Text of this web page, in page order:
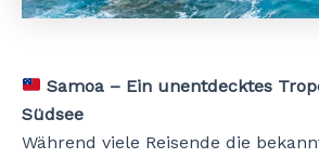
Samoa – Ein unentdecktes
Südsee
Während viele Reisende die